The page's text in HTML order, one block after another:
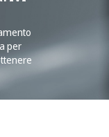
per